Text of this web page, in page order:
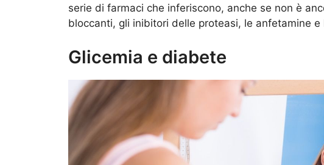
serie di farmaci che inferiscono, anche se non è
bloccanti, gli inibitori delle proteasi, le anfetamine e
Glicemia e diabete